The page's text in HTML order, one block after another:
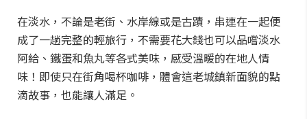
在淡水，不論是老街、水岸線或是古蹟，串連在一起便
成了一趟完整的輕旅行，不需要花大錢也可以品嚐淡水
阿給、鐵蛋和魚丸等各式美味，感受溫暖的在地人情
味！即使只在街角喝杯咖啡，體會這老城鎮新面貌的點
滴故事，也能讓人滿足。